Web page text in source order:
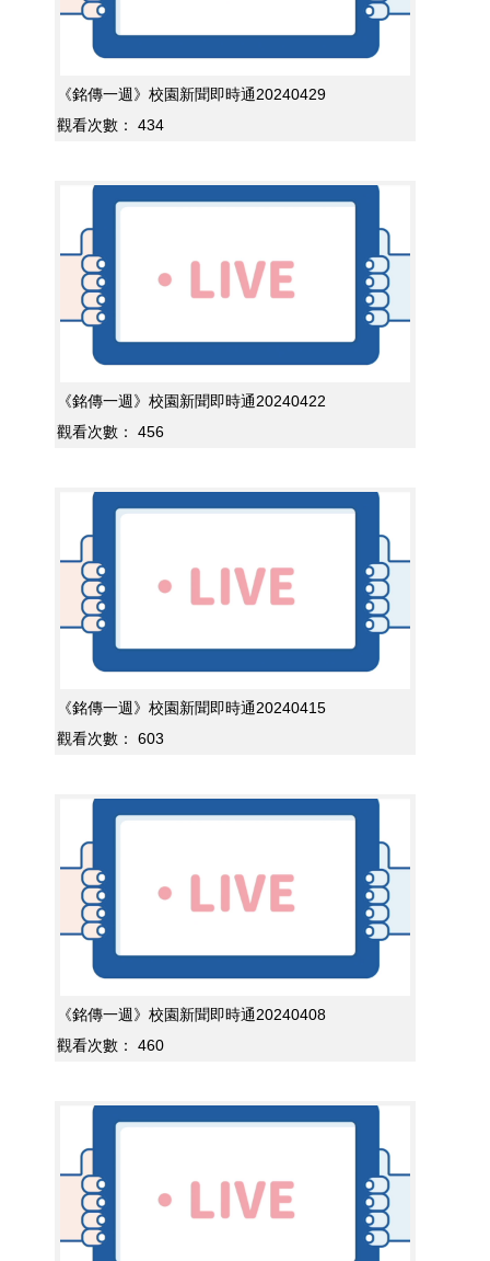
《銘傳一週》校園新聞即時通20240429
觀看次數：
434
《銘傳一週》校園新聞即時通20240422
觀看次數：
456
《銘傳一週》校園新聞即時通20240415
觀看次數：
603
《銘傳一週》校園新聞即時通20240408
觀看次數：
460